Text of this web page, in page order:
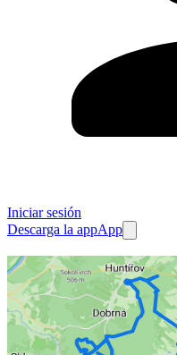
Iniciar sesión
Descarga la appApp